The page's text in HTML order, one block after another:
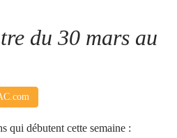
du 30 mars au
qui débutent cette semaine :